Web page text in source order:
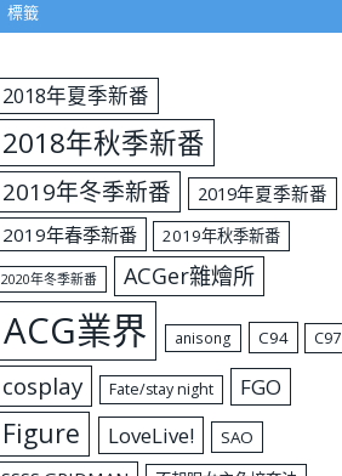
標籤
2018年夏季新番
2018年秋季新番
2019年冬季新番
2019年夏季新番
2019年春季新番
2019年秋季新番
2020年冬季新番 ACGer雜燴所
ACG業界 anisong C94 C97
cosplay Fate/stay night FGO
Figure LoveLive! SAO